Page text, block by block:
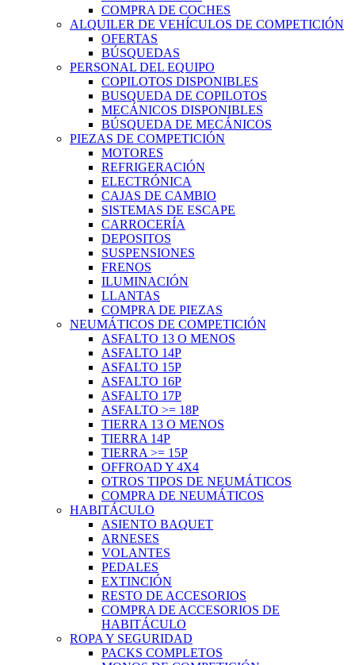
COMPRA DE COCHES
ALQUILER DE VEHÍCULOS DE COMPETICIÓN
OFERTAS
BÚSQUEDAS
PERSONAL DEL EQUIPO
COPILOTOS DISPONIBLES
BUSQUEDA DE COPILOTOS
MECÁNICOS DISPONIBLES
BÚSQUEDA DE MECÁNICOS
PIEZAS DE COMPETICIÓN
MOTORES
REFRIGERACIÓN
ELECTRÓNICA
CAJAS DE CAMBIO
SISTEMAS DE ESCAPE
CARROCERÍA
DEPOSITOS
SUSPENSIONES
FRENOS
ILUMINACIÓN
LLANTAS
COMPRA DE PIEZAS
NEUMÁTICOS DE COMPETICIÓN
ASFALTO 13 O MENOS
ASFALTO 14P
ASFALTO 15P
ASFALTO 16P
ASFALTO 17P
ASFALTO >= 18P
TIERRA 13 O MENOS
TIERRA 14P
TIERRA >= 15P
OFFROAD Y 4X4
OTROS TIPOS DE NEUMÁTICOS
COMPRA DE NEUMÁTICOS
HABITÁCULO
ASIENTO BAQUET
ARNESES
VOLANTES
PEDALES
EXTINCIÓN
RESTO DE ACCESORIOS
COMPRA DE ACCESORIOS DE
HABITÁCULO
ROPA Y SEGURIDAD
PACKS COMPLETOS